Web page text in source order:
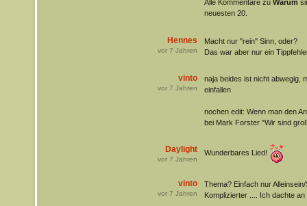
Alle Kommentare zu Warum
neuesten 20.
Hennes
vor 7 Jahren
Macht nur "rein" Sinn, oder?
Das war aber nur ein
vinto
vor 7 Jahren
naja beides ist nicht abwegig,
einfallen
nochen edit: Wenn man den
bei Mark Forster "Wir sind
Daylight
vor 7 Jahren
Wunderbares Lied!
vinto
vor 7 Jahren
Thema? Einfach nur
Komplizierter .... Ich dachte